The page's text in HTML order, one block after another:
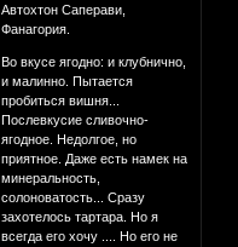
Автохтон Саперави,
Фанагория.
Во вкусе ягодно: и клубнично,
и малинно. Пытается
пробиться вишня...
Послевкусие сливочно-
ягодное. Недолгое, но
приятное. Даже есть намек на
минеральность,
солоноватость... Сразу
захотелось тартара. Но я
всегда его хочу .... Но его не